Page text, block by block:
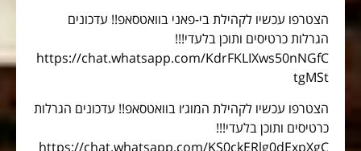
הצטרפו עכשיו לקהילת בי-פאני בוואטסאפ!! עדכונים
הגרלות כרטיסים ותוכן בלעדי!!!
https://chat.whatsapp.com/KdrFKLIXws50nNGfC
tgMSt
הצטרפו עכשיו לקהילת המוג׳ו בוואטסאפ!! עדכונים הגרלות
כרטיסים ותוכן בלעדי!!!
https://chat.whatsapp.com/KS0ckERlg0dExpXgC